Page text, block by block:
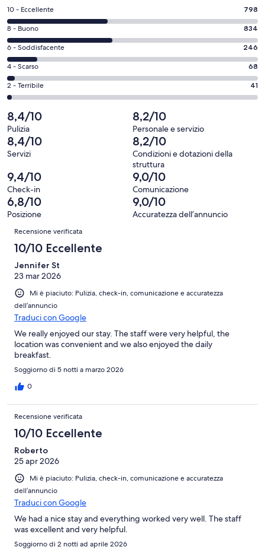
un’altra
finestra
Valutazione
di
10
-
Eccellente.
798
su
1987
recensioni
10 - Eccellente 798
Valutazione
di
8
-
Buono.
834
1987
recensioni
8 - Buono 834
Valutazione
di
6
-
Soddisfacente.
246
su
1987
recensioni
6 - Soddisfacente 246
Valutazione
di
4
Scarso.
68
su
1987
4 - Scarso 68
Valutazione
di
2
-
Terribile.
41
1987
recensioni
2 - Terribile 41
8,4/10
Pulizia
8,2/10
Personale e servizio
8,4/10
Servizi
8,2/10
Condizioni e dotazioni della
struttura
9,4/10
Check-in
9,0/10
Comunicazione
6,8/10
Posizione
9,0/10
Accuratezza dell’annuncio
Recensioni
Recensione verificata
10/10 Eccellente
Jennifer St
23 mar 2026
Mi è piaciuto: Pulizia, check-in, comunicazione e accuratezza
dell’annuncio
Traduci con Google
We really enjoyed our stay. The staff were very helpful, the
location was convenient and we also enjoyed the daily
breakfast.
Soggiorno di 5 notti a marzo 2026
0
Recensione verificata
10/10 Eccellente
Roberto
25 apr 2026
Mi è piaciuto: Pulizia, check-in, comunicazione e accuratezza
dell’annuncio
Traduci con Google
We had a nice stay and everything worked very well. The staff
was excellent and very helpful.
Soggiorno di 2 notti ad aprile 2026